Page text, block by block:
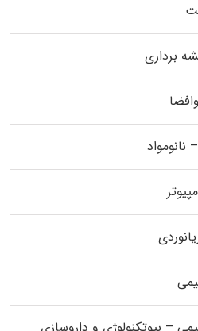
برداری
نانومواد